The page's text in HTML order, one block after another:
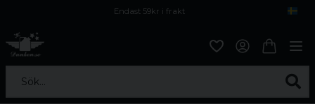
Endast 59kr i frakt
Sök...